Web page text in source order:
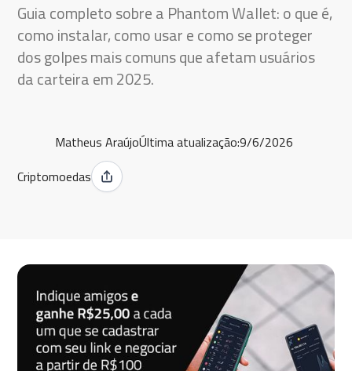
Guia completo sobre a Phantom Wallet: o que é,
como instalar, como usar e como se proteger
dos golpes mais comuns que afetam usuários
da carteira em 2025.
Matheus AraújoÚltima atualização:9/6/2026
Criptomoedas